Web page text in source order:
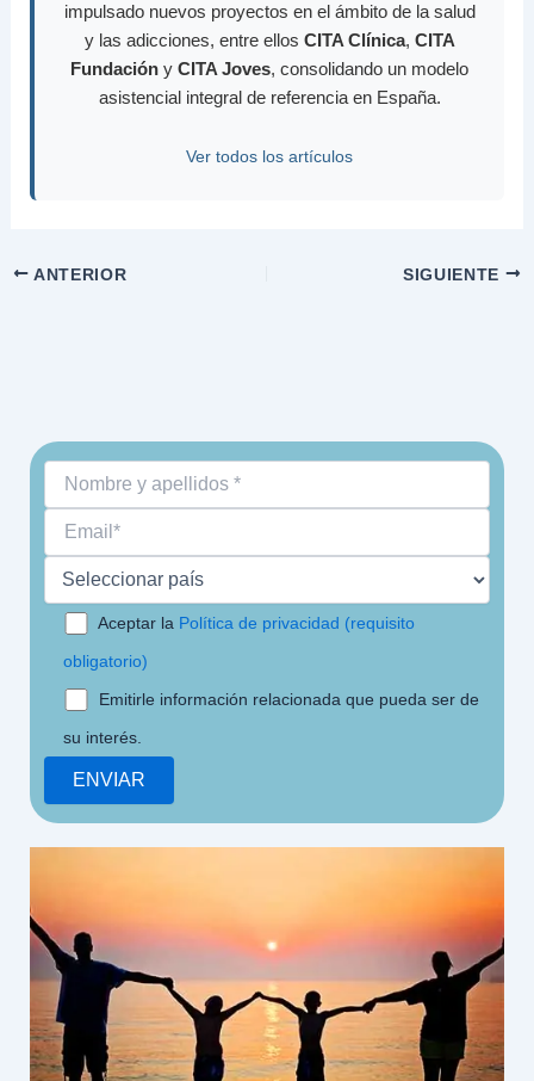
impulsado nuevos proyectos en el ámbito de la salud
y las adicciones, entre ellos CITA Clínica, CITA
Fundación y CITA Joves, consolidando un modelo
asistencial integral de referencia en España.
Ver todos los artículos
ANTERIOR SIGUIENTE
Aceptar la Política de privacidad (requisito
obligatorio)
Emitirle información relacionada que pueda ser de
su interés.